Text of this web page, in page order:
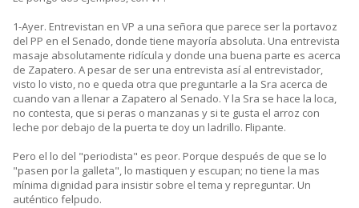
1-Ayer. Entrevistan en VP a una señora que parece ser la portavoz
del PP en el Senado, donde tiene mayoría absoluta. Una entrevista
masaje absolutamente ridícula y donde una buena parte es acerca
de Zapatero. A pesar de ser una entrevista así al entrevistador,
visto lo visto, no e queda otra que preguntarle a la Sra acerca de
cuando van a llenar a Zapatero al Senado. Y la Sra se hace la loca,
no contesta, que si peras o manzanas y si te gusta el arroz con
leche por debajo de la puerta te doy un ladrillo. Flipante.
Pero el lo del "periodista" es peor. Porque después de que se lo
"pasen por la galleta", lo mastiquen y escupan; no tiene la mas
mínima dignidad para insistir sobre el tema y repreguntar. Un
auténtico felpudo.